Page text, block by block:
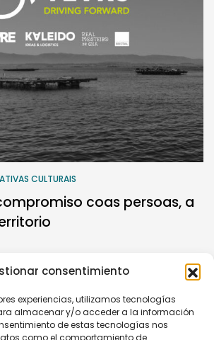
consentimiento
experiencias, utilizamos tecnologías
almacenar y/o acceder a la información
de estas tecnologías nos
como el comportamiento de
CULTURAIS
coas persoas, a